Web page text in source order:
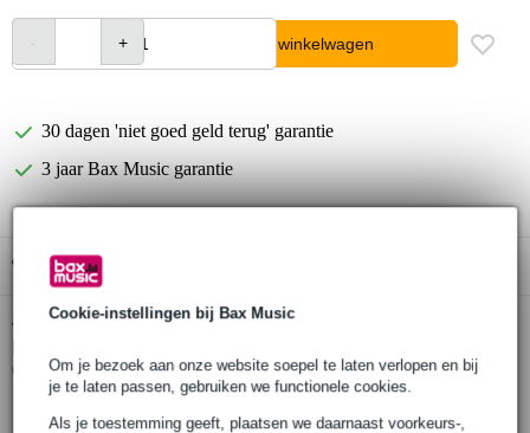
Cookie-instellingen bij Bax Music
Om je bezoek aan onze website soepel te laten verlopen en bij
je te laten passen, gebruiken we functionele cookies.
Als je toestemming geeft, plaatsen we daarnaast voorkeurs-,
In winkelwagen
30 dagen 'niet goed geld terug' garantie
3 jaar Bax Music garantie
Gratis ophalen in de winkel
Twijfel je of de Rotosound 88LD Tru Bass 88
check.